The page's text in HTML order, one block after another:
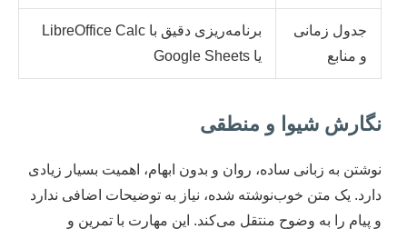
جدول زمانی
و منابع
برنامه‌ریزی دقیق با LibreOffice Calc
یا Google Sheets
نگارش شیوا و منطقی
نوشتن به زبانی ساده، روان و بدون ابهام، اهمیت بسیار زیادی
دارد. یک متن خوب‌نوشته شده، نیاز به توضیحات اضافی ندارد
و پیام را به وضوح منتقل می‌کند. این مهارت با تمرین و